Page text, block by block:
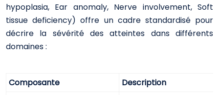
hypoplasia, Ear anomaly, Nerve involvement, Soft
tissue deficiency) offre un cadre standardisé pour
décrire la sévérité des atteintes dans différents
domaines :
Composante
Description